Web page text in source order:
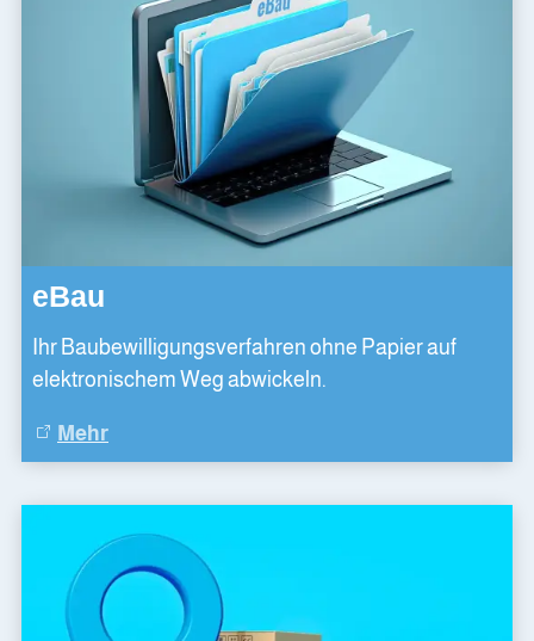
eBau
Ihr Baubewilligungsverfahren ohne Papier auf
elektronischem Weg abwickeln.
Mehr